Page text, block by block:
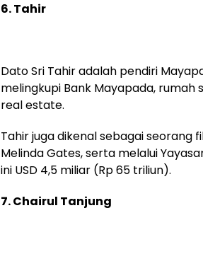
6. Tahir
Dato Sri Tahir adalah pendiri
melingkupi Bank Mayapada,
real estate.
Tahir juga dikenal sebagai seorang
Melinda Gates, serta melalui
ini USD 4,5 miliar (Rp 65 triliun).
7. Chairul Tanjung